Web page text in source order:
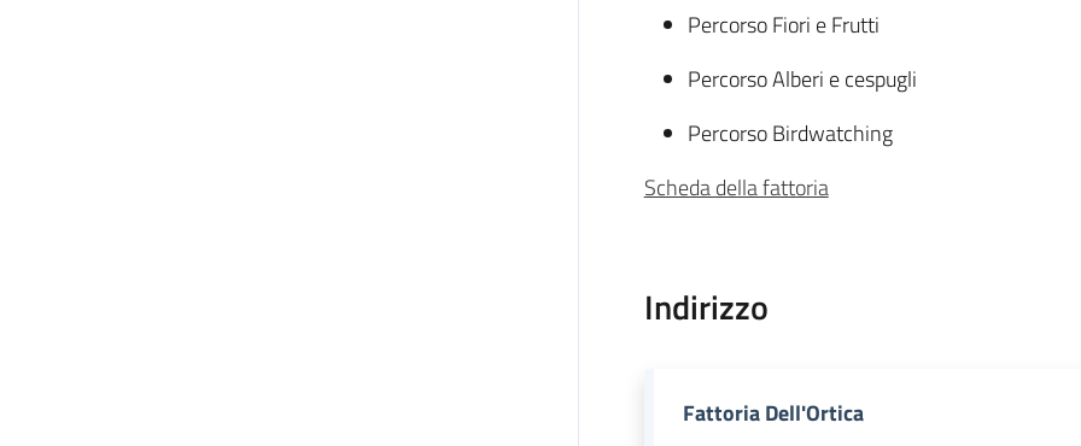
Percorso Fiori e Frutti
Percorso Alberi e cespugli
Percorso Birdwatching
Scheda della fattoria
Indirizzo
Fattoria Dell'Ortica